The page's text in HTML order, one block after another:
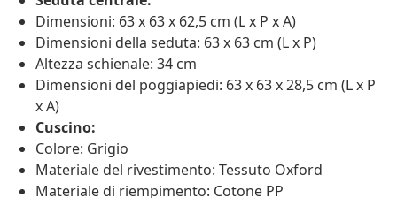
Dimensioni: 63 x 63 x 62,5 cm (L x P x A)
Dimensioni della seduta: 63 x 63 cm (L x P)
Altezza schienale: 34 cm
Dimensioni del poggiapiedi: 63 x 63 x 28,5 cm (L x P
x A)
Cuscino:
Colore: Grigio
Materiale del rivestimento: Tessuto Oxford
Materiale di riempimento: Cotone PP